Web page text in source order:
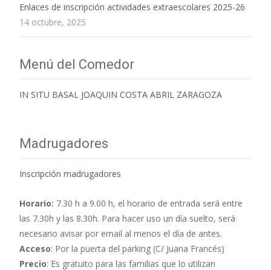
Enlaces de inscripción actividades extraescolares 2025-26
14 octubre, 2025
Menú del Comedor
IN SITU BASAL JOAQUIN COSTA ABRIL ZARAGOZA
Madrugadores
Inscripción madrugadores
Horario: 7.30 h a 9.00 h, el horario de entrada será entre
las 7.30h y las 8.30h. Para hacer uso un día suelto, será
necesario avisar por email al menos el día de antes.
Acceso: Por la puerta del parking (C/ Juana Francés)
Precio: Es gratuito para las familias que lo utilizan